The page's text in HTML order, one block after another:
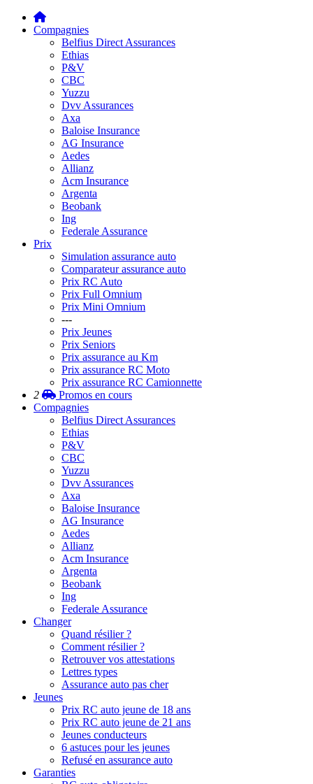
Compagnies
Belfius Direct Assurances
Ethias
P&V
CBC
Yuzzu
Dvv Assurances
Axa
Baloise Insurance
AG Insurance
Aedes
Allianz
Acm Insurance
Argenta
Beobank
Ing
Federale Assurance
Prix
Simulation assurance auto
Comparateur assurance auto
Prix RC Auto
Prix Full Omnium
Prix Mini Omnium
---
Prix Jeunes
Prix Seniors
Prix assurance au Km
Prix assurance RC Moto
Prix assurance RC Camionnette
2
Promos en cours
Compagnies
Belfius Direct Assurances
Ethias
P&V
CBC
Yuzzu
Dvv Assurances
Axa
Baloise Insurance
AG Insurance
Aedes
Allianz
Acm Insurance
Argenta
Beobank
Ing
Federale Assurance
Changer
Quand résilier ?
Comment résilier ?
Retrouver vos attestations
Lettres types
Assurance auto pas cher
Jeunes
Prix RC auto jeune de 18 ans
Prix RC auto jeune de 21 ans
Jeunes conducteurs
6 astuces pour les jeunes
Refusé en assurance auto
Garanties